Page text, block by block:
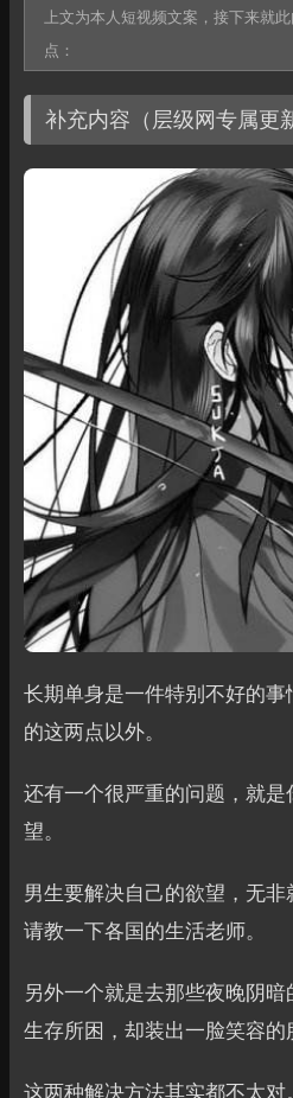
上文为本人短视频文案，接下来就
点：
补充内容（层级网专属更
长期单身是一件特别不好的
的这两点以外。
还有一个很严重的问题，就
望。
男生要解决自己的欲望，无
请教一下各国的生活老师。
另外一个就是去那些夜晚阴
生存所困，却装出一脸笑容的
这两种解决方法其实都不太